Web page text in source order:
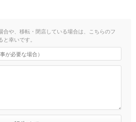
合や、移転・閉店している場合は、こちらのフ
幸いです。